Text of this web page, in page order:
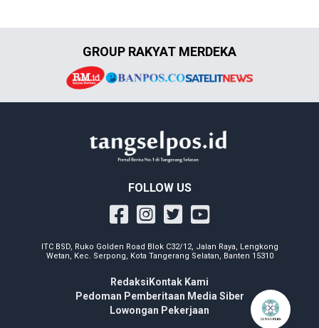
GROUP RAKYAT MERDEKA
FOLLOW US
ITC BSD, Ruko Golden Road Blok C32/12, Jalan Raya, Lengkong
Wetan, Kec. Serpong, Kota Tangerang Selatan, Banten 15310
Redaksi Kontak Kami
Pedoman Pemberitaan Media Siber
Lowongan Pekerjaan